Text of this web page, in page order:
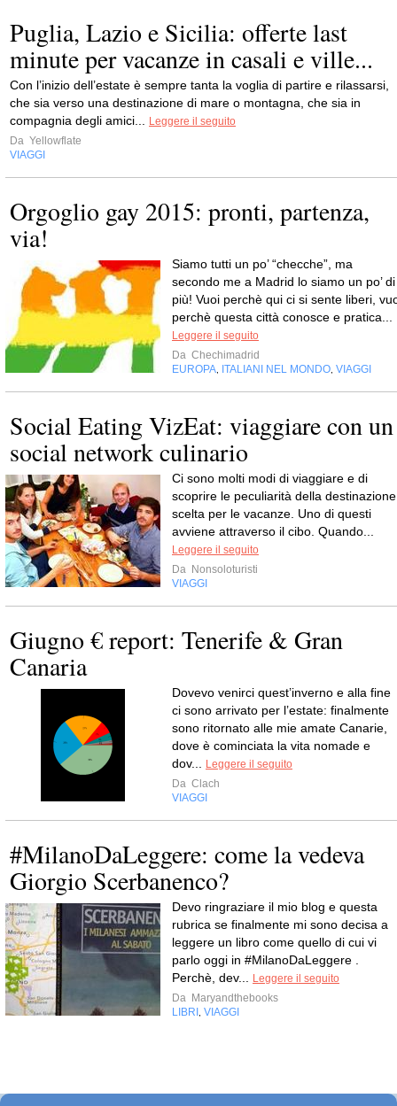
Puglia, Lazio e Sicilia: offerte last
minute per vacanze in casali e ville...
Con l’inizio dell’estate è sempre tanta la voglia di partire e rilassarsi,
che sia verso una destinazione di mare o montagna, che sia in
compagnia degli amici... Leggere il seguito
Da Yellowflate
VIAGGI
Orgoglio gay 2015: pronti, partenza,
via!
Siamo tutti un po’ “checche”, ma
secondo me a Madrid lo siamo un po’ di
più! Vuoi perchè qui ci si sente liberi,
perchè questa città conosce e pratica...
Leggere il seguito
Da Chechimadrid
EUROPA, ITALIANI NEL MONDO, VIAGGI
Social Eating VizEat: viaggiare con un
social network culinario
Ci sono molti modi di viaggiare e di
scoprire le peculiarità della destinazione
scelta per le vacanze. Uno di questi
avviene attraverso il cibo. Quando...
Leggere il seguito
Da Nonsoloturisti
VIAGGI
Giugno € report: Tenerife & Gran
Canaria
Dovevo venirci quest’inverno e alla fine
ci sono arrivato per l’estate: finalmente
sono ritornato alle mie amate Canarie,
dove è cominciata la vita nomade e
dov... Leggere il seguito
Da Clach
VIAGGI
#MilanoDaLeggere: come la vedeva
Giorgio Scerbanenco?
Devo ringraziare il mio blog e questa
rubrica se finalmente mi sono decisa a
leggere un libro come quello di cui vi
parlo oggi in #MilanoDaLeggere .
Perchè, dev... Leggere il seguito
Da Maryandthebooks
LIBRI , VIAGGI